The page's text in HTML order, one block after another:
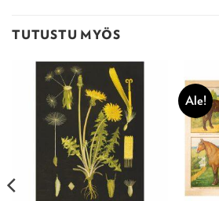
TUTUSTU MYÖS
Ale!